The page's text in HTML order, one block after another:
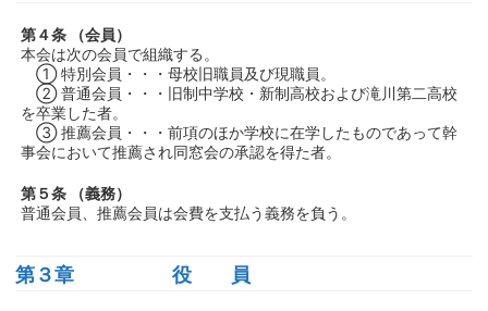
第４条 （会員）
本会は次の会員で組織する。
① 特別会員・・・母校旧職員及び現職員。
② 普通会員・・・旧制中学校・新制高校および滝川第二高校
を卒業した者。
③ 推薦会員・・・前項のほか学校に在学したものであって幹
事会において推薦され同窓会の承認を得た者。
第５条 （義務）
普通会員、推薦会員は会費を支払う義務を負う。
第３章 役 員